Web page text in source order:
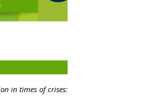
in times of crises: